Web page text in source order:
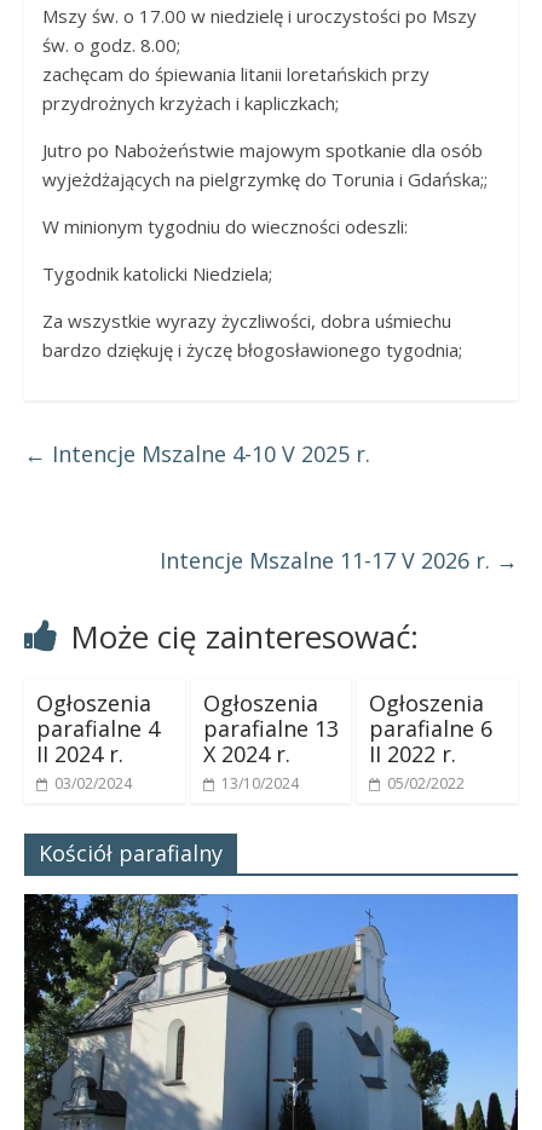
Mszy św. o 17.00 w niedzielę i uroczystości po Mszy
św. o godz. 8.00;
zachęcam do śpiewania litanii loretańskich przy
przydrożnych krzyżach i kapliczkach;
Jutro po Nabożeństwie majowym spotkanie dla osób
wyjeżdżających na pielgrzymkę do Torunia i Gdańska;;
W minionym tygodniu do wieczności odeszli:
Tygodnik katolicki Niedziela;
Za wszystkie wyrazy życzliwości, dobra uśmiechu
bardzo dziękuję i życzę błogosławionego tygodnia;
← Intencje Mszalne 4-10 V 2025 r.
Intencje Mszalne 11-17 V 2026 r. →
Może cię zainteresować:
Ogłoszenia
parafialne 4
II 2024 r.
03/02/2024
Ogłoszenia
parafialne 13
X 2024 r.
13/10/2024
Ogłoszenia
parafialne 6
II 2022 r.
05/02/2022
Kościół parafialny